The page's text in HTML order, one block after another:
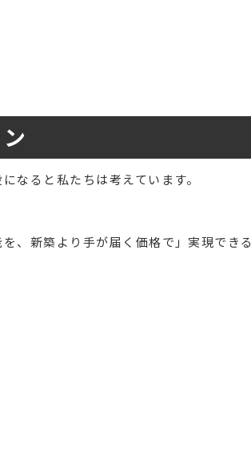
なると私たちは考えています。
、新築より手が届く価格で」実現できる